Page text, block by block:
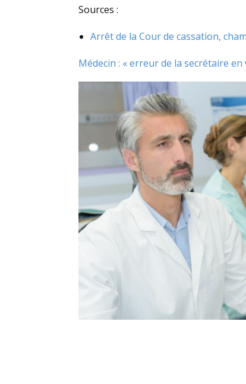
Sources :
Arrêt de la Cour de cassation,
Médecin : « erreur de la secrétaire en